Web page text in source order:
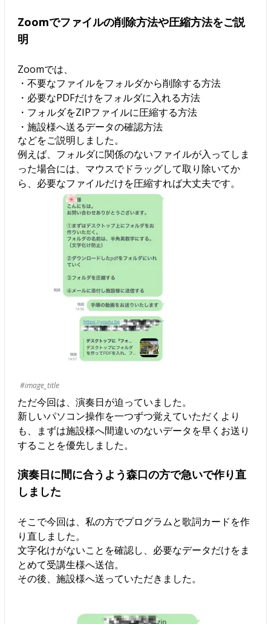
Zoomでファイルの削除方法や圧縮方法をご説
明
Zoomでは、
・不要なファイルをフォルダから削除する方法
・必要なPDFだけをフォルダに入れる方法
・フォルダをZIPファイルに圧縮する方法
・施設様へ送るデータの確認方法
などをご説明しました。
例えば、フォルダに関係のないファイルが入ってしま
った場合には、マウスでドラッグして取り除いてか
ら、必要なファイルだけを圧縮すれば大丈夫です。
#image_title
ただ今回は、演奏日が迫っていました。
新しいパソコン操作を一つずつ覚えていただくより
も、まずは施設様へ間違いのないデータを早くお送り
することを優先しました。
演奏日に間に合うよう森口の方で急いで作り直
しました
そこで今回は、私の方でプログラムと歌詞カードを作
り直しました。
文字化けがないことを確認し、必要なデータだけをま
とめて受講生様へ送信。
その後、施設様へ送っていただきました。